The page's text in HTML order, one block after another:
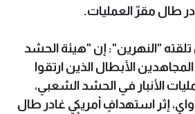
طال مقرّ العمليات.
تلقته "النهرين": إن "هيئة الحشد
الأبطال الذين ارتقوا
الأنبار في الحشد الشعبي،
إثر استهدافٍ أمريكيٍ غادر طال